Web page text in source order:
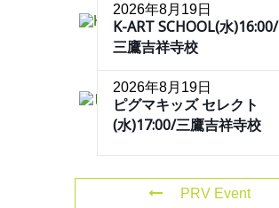
2026年8月19日
K-ART SCHOOL(水)16:00/
三鷹吉祥寺校
2026年8月19日
ピグマキッズ セレクト
(水)17:00/三鷹吉祥寺校
PRV Event